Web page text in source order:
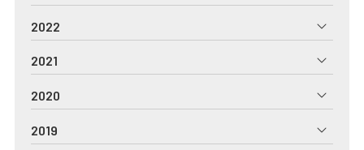
2022
2021
2020
2019